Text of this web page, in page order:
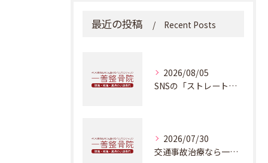
最近の投稿 Recent Posts
2026/08/05
SNSの「ストレートネック改善動画」に騙されないで！本物のカイロプラクティックが教える正しい改善法
2026/07/30
交通事故治療なら一善整骨院・本物のカイロプラクティックを受けることが出来ます